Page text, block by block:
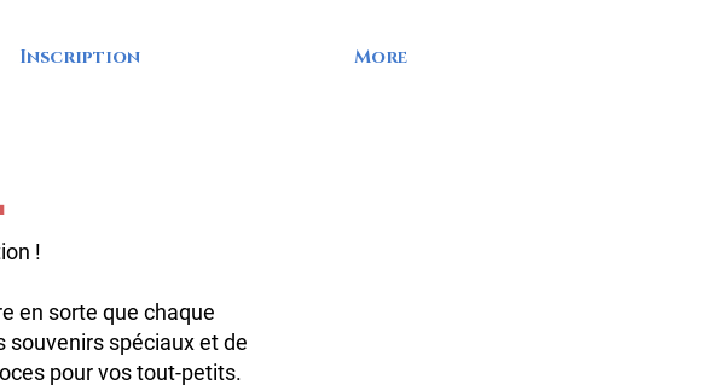
Inscription More
!
en sorte que chaque
souvenirs spéciaux et de
pour vos tout-petits.